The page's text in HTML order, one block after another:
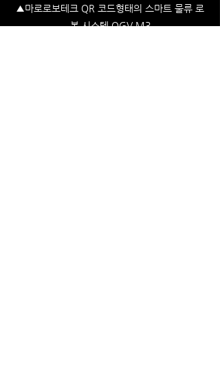
▲마로로보테크 QR 코드형태의 스마트 물류 로
봇 시스템 QGV M3